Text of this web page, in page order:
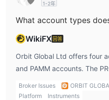
1-2年
What account types
WikiFX 回答
Orbit Global Ltd offers four
and PAMM accounts. The
deposit requirement of $50,
to high-net-worth traders
Broker Issues ORBIT
Platform
Instruments